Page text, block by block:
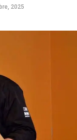
2025